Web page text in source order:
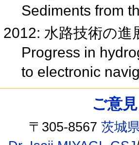
Sediments from
2012: 水路技術の
Progress in
to electronic
ご意
〒305-8567茨城